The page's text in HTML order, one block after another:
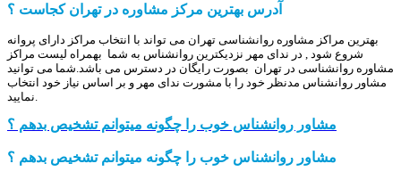
آدرس بهترین مرکز مشاوره در تهران کجاست ؟
بهترین مراکز مشاوره روانشناسی تهران می تواند با انتخاب مراکز دارای پروانه
شروع شود , در ندای مهر نزدیکترین روانشناس به شما بهمراه لیست مراکز
مشاوره روانشناسی در تهران بصورت رایگان در دسترس می باشد.شما می توانید
مشاور روانشناس مدنظر خود را با مشورت ندای مهر و بر اساس نیاز خود انتخاب
مشاور روانشناس خوب را چگونه میتوانم تشخیص بدهم ؟
مشاور روانشناس خوب را چگونه میتوانم تشخیص بدهم ؟